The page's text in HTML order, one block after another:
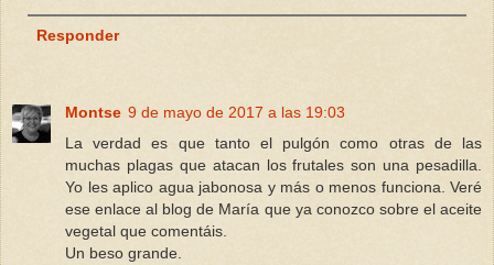
Responder
Montse 9 de mayo de 2017 a las 19:03
La verdad es que tanto el pulgón como otras de las
muchas plagas que atacan los frutales son una pesadilla.
Yo les aplico agua jabonosa y más o menos funciona. Veré
ese enlace al blog de María que ya conozco sobre el aceite
vegetal que comentáis.
Un beso grande.